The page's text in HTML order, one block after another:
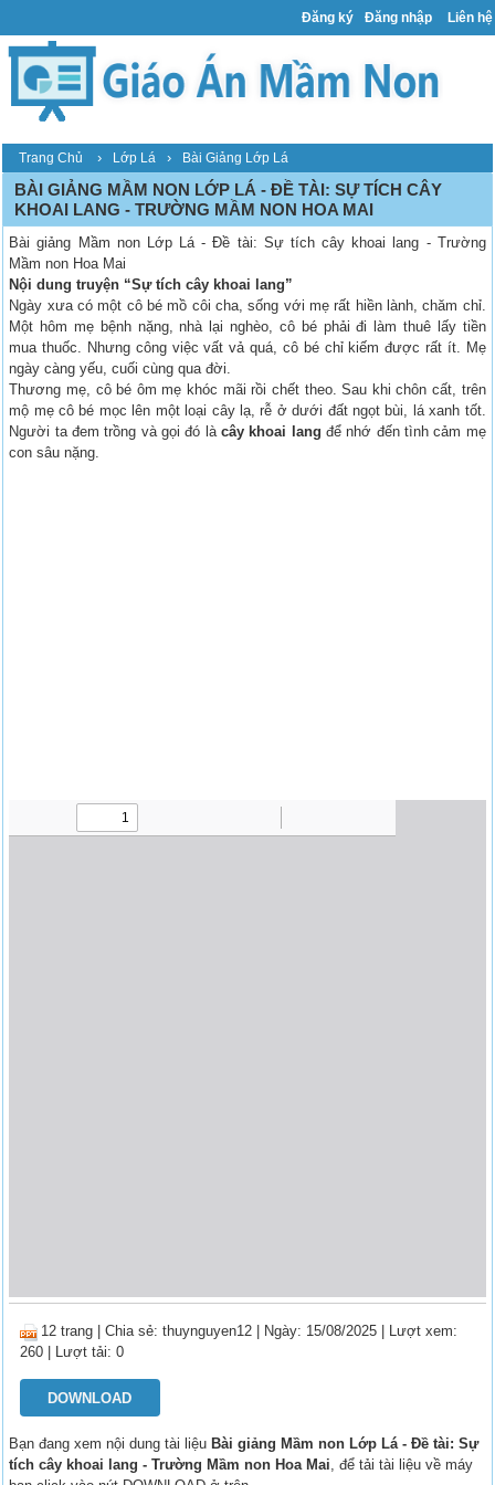
Đăng ký Đăng nhập Liên hệ
Trang Chủ › Lớp Lá › Bài Giảng Lớp Lá
BÀI GIẢNG MẦM NON LỚP LÁ - ĐỀ TÀI: SỰ TÍCH CÂY
KHOAI LANG - TRƯỜNG MẦM NON HOA MAI
Bài giảng Mầm non Lớp Lá - Đề tài: Sự tích cây khoai lang - Trường
Mầm non Hoa Mai
Nội dung truyện “Sự tích cây khoai lang”
Ngày xưa có một cô bé mồ côi cha, sống với mẹ rất hiền lành, chăm chỉ.
Một hôm mẹ bệnh nặng, nhà lại nghèo, cô bé phải đi làm thuê lấy tiền
mua thuốc. Nhưng công việc vất vả quá, cô bé chỉ kiếm được rất ít. Mẹ
ngày càng yếu, cuối cùng qua đời.
Thương mẹ, cô bé ôm mẹ khóc mãi rồi chết theo. Sau khi chôn cất, trên
mộ mẹ cô bé mọc lên một loại cây lạ, rễ ở dưới đất ngọt bùi, lá xanh tốt.
Người ta đem trồng và gọi đó là cây khoai lang để nhớ đến tình cảm mẹ
con sâu nặng.
12 trang |Chia sẻ:thuynguyen12 | Ngày: 15/08/2025 | Lượt xem:
260 | Lượt tải: 0
DOWNLOAD
Bạn đang xem nội dung tài liệu Bài giảng Mầm non Lớp Lá - Đề tài: Sự
tích cây khoai lang - Trường Mầm non Hoa Mai, để tải tài liệu về máy